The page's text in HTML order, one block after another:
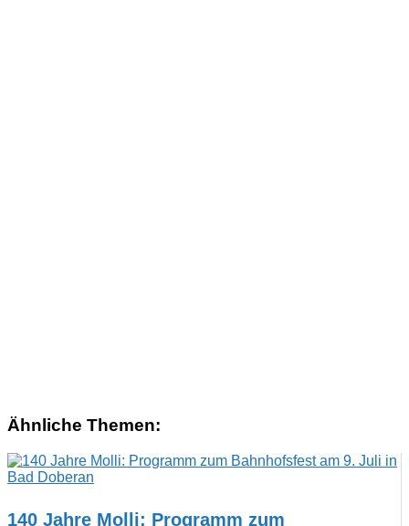
Ähnliche Themen:
140 Jahre Molli: Programm zum